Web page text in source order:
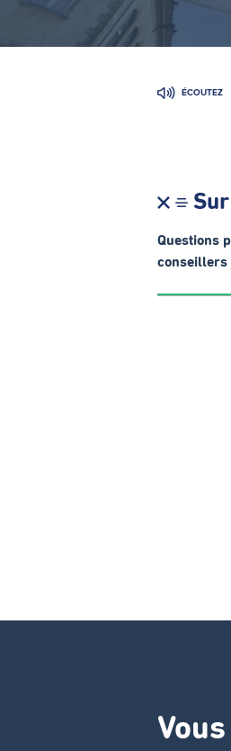
ÉCOUTEZ
Questions
conseillers